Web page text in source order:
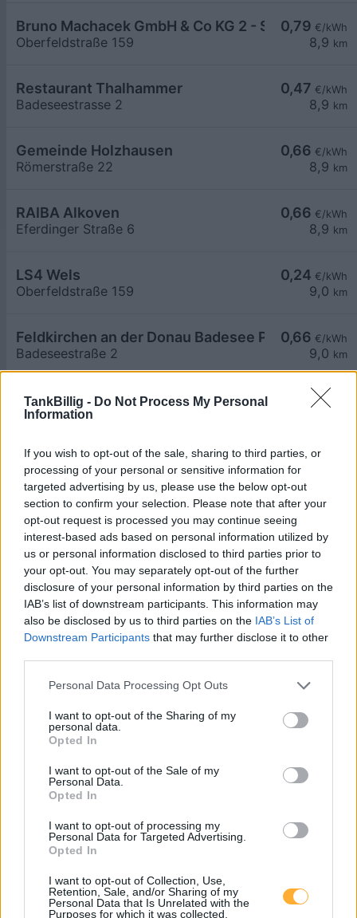
TankBillig - Do Not Process My Personal
Information
If you wish to opt-out of the sale, sharing to third parties, or
processing of your personal or sensitive information for
targeted advertising by us, please use the below opt-out
section to confirm your selection. Please note that after your
opt-out request is processed you may continue seeing
interest-based ads based on personal information utilized by
us or personal information disclosed to third parties prior to
your opt-out. You may separately opt-out of the further
disclosure of your personal information by third parties on the
IAB’s list of downstream participants. This information may
also be disclosed by us to third parties on the IAB’s List of
Downstream Participants that may further disclose it to other
Personal Data Processing Opt Outs
I want to opt-out of the Sharing of my
personal data.
Opted In
I want to opt-out of the Sale of my
Personal Data.
Opted In
I want to opt-out of processing my
Personal Data for Targeted Advertising.
Opted In
I want to opt-out of Collection, Use,
Retention, Sale, and/or Sharing of my
Personal Data that Is Unrelated with the
Purposes for which it was collected.
0,79 €/kWh
8,9 km
Bruno Machacek GmbH & Co KG 2 -
Oberfeldstraße 159
0,47 €/kWh
8,9 km
Restaurant Thalhammer
Badeseestrasse 2
0,66 €/kWh
8,9 km
Gemeinde Holzhausen
Römerstraße 22
0,66 €/kWh
8,9 km
RAIBA Alkoven
Eferdinger Straße 6
0,24 €/kWh
9,0 km
LS4 Wels
Oberfeldstraße 159
0,66 €/kWh
9,0 km
Feldkirchen an der Donau Badesee Parkplatz
Badeseestraße 2
ab €/kWh
BILLA PLUS Wels
Mitterfeldstraße 2
0,45
LAT0473EVCP01
Oberfeldstraße 117
0,79
9,2
Hofer Wels, Dalistraße 2, 03
Dalistraße 2
0,79€/kWh
9,2
Hofer Wels, Dalistraße 2, 02
Dalistraße 2
9,2
Hofer Wels, Dalistraße 2, 01
Dalistraße 2
0,66
EcoDrom Tankstelle Wels
Oberfeldstraße 95
0,79
Schnelllader Wels Nord Dalistraße DC 2/3
Dalistraße 5
0,48
CHARGEWELL Golfclub Donau 1
Golfplatzstraße 12
0,48
CHARGEWELL Golfclub Donau 2
Golfplatzstraße 12